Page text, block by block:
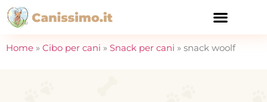
Home » Cibo per cani » Snack per cani » snack woolf